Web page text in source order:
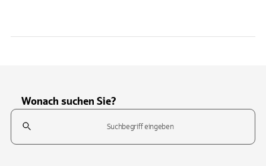
Wonach suchen Sie?
Suchfeld